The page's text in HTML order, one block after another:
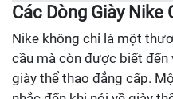
Các Dòng Giày Nike
Nike không chỉ là một
cầu mà còn được biết đến
giày thể thao đẳng cấp.